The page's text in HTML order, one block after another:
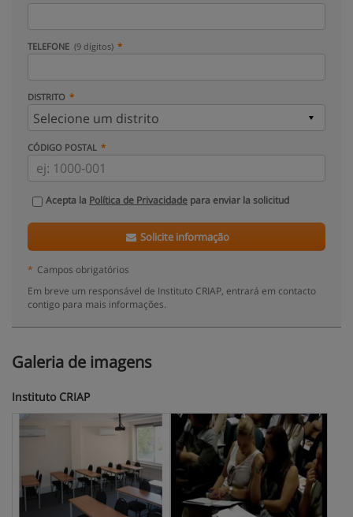
TELEFONE (9 dígitos)
DISTRITO
CÓDIGO POSTAL
Acepta la Política de Privacidade para enviar la solicitud
Solicite informação
* Campos obrigatórios
Em breve um responsável de Instituto CRIAP, entrará em contacto
contigo para mais informações.
Galeria de imagens
Instituto CRIAP